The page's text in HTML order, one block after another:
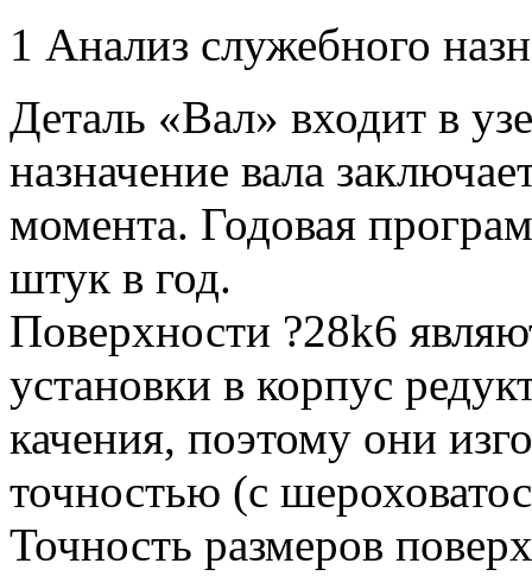
1 Анализ служебного
Деталь «Вал» входит в
назначение вала
момента. Годовая
штук в год.
Поверхности ?28k6
установки в корпус
качения, поэтому они
точностью (с
Точность размеров